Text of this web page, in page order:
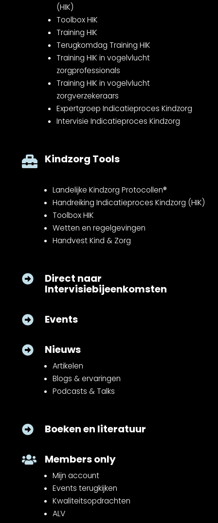
(HIK)
Toolbox HIK
Training HIK
Terugkomdag Training HIK
Training HIK in vogelvlucht
zorgprofessionals
Training HIK in vogelvlucht
zorgverzekeraars
Expertgroep Indicatieproces Kindzorg
Intervisie Indicatieproces Kindzorg
 Kindzorg Tools
Landelijke Kindzorg Protocollen®
Handreiking Indicatieproces Kindzorg (HIK)
Toolbox HIK
Wetten en regelgevingen
Handvest Kind & Zorg
 Direct naar
Intervisiebijeenkomsten
 Events
 Nieuws
Artikelen
Blogs & ervaringen
Podcasts & Talks
 Boeken en literatuur
 Members only
Mijn account
Events terugkijken
Kwaliteitsopdrachten
ALV